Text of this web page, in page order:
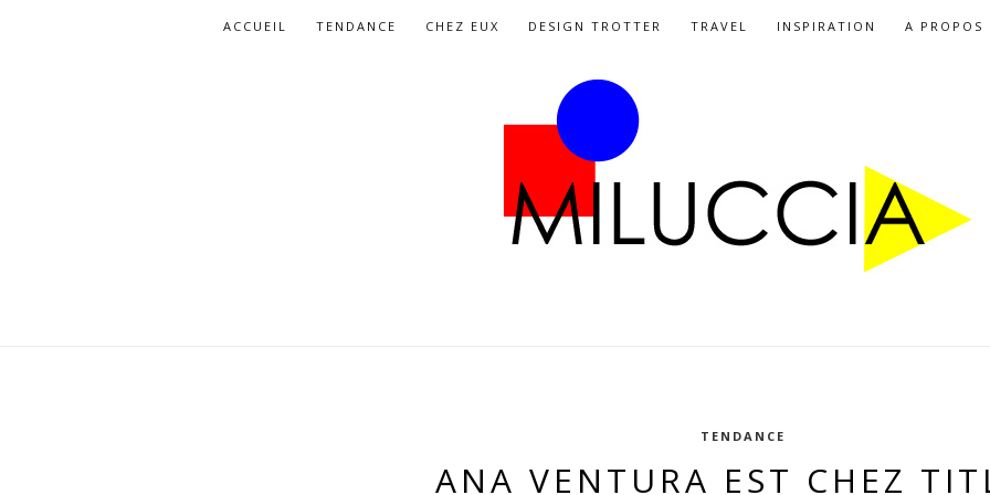
ACCUEIL TENDANCE CHEZ EUX DESIGN TROTTER TRAVEL INSPIRATION A PROPOS
TENDANCE
ANA VENTURA EST CHEZ